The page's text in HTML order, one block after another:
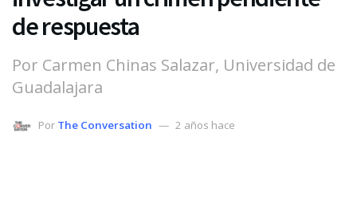
de respuesta
Por Carmen Chinas Salazar, Universidad de
Guadalajara
Por The Conversation 2 años hace